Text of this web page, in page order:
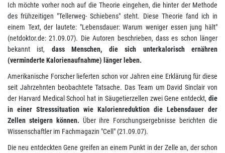
Ich möchte vorher noch auf die Theorie eingehen, die hinter der Methode
des frühzeitigen "Tellerweg- Schiebens" steht. Diese Theorie fand ich in
einem Text, der lautete: "Lebensdauer: Warum weniger essen jung hält"
(netdoktor.de: 21.09.07). Die Autoren beschrieben, dass es schon länger
bekannt ist, dass Menschen, die sich unterkalorisch ernähren
(verminderte Kalorienaufnahme) länger leben.
Amerikanische Forscher lieferten schon vor Jahren eine Erklärung für diese
seit Jahrzehnten beobachtete Tatsache. Das Team um David Sinclair von
der Harvard Medical School hat in Säugetierzellen zwei Gene entdeckt, die
in einer Stresssituation wie Kalorienreduktion die Lebensdauer der
Zellen steigern können. Über ihre Forschungsergebnisse berichten die
Wissenschaftler im Fachmagazin "Cell" (21.09.07).
Die neu entdeckten Gene greifen an einem Punkt in der Zelle an, der schon